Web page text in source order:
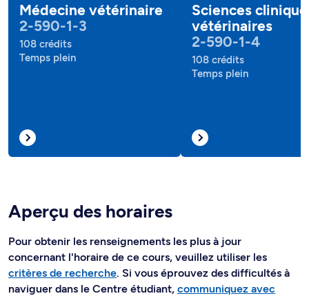
Médecine vétérinaire
2-590-1-3
108 crédits
Temps plein
Sciences
vétérinaires
2-590-1-4
108 crédits
Temps plein
Aperçu des horaires
Pour obtenir les renseignements les plus à jour
concernant l'horaire de ce cours, veuillez utiliser les
critères de recherche. Si vous éprouvez des difficultés à
naviguer dans le Centre étudiant, communiquez avec